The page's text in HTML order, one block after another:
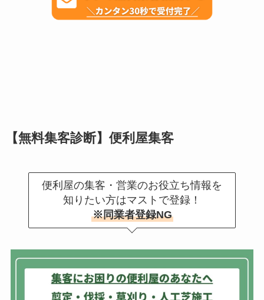
【無料集客診断】便利屋集客
便利屋の集客・営業のお役立ち情報を
知りたい方はマストで登録！
※同業者登録NG